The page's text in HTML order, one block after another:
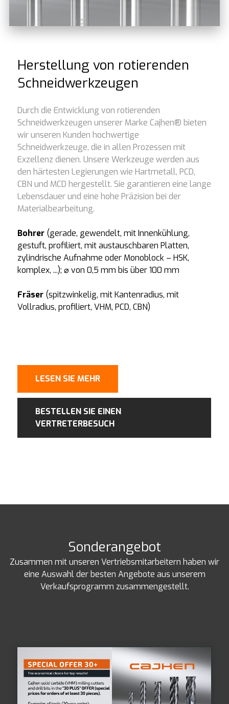
Herstellung von rotierenden
Schneidwerkzeugen
Durch die Entwicklung von rotierenden
Schneidwerkzeugen unserer Marke Cajhen® bieten
wir unseren Kunden hochwertige
Schneidwerkzeuge, die in allen Prozessen mit
Exzellenz dienen. Unsere Werkzeuge werden aus
den härtesten Legierungen wie Hartmetall, PCD,
CBN und MCD hergestellt. Sie garantieren eine lange
Lebensdauer und eine hohe Präzision bei der
Materialbearbeitung.
Bohrer (gerade, gewendelt, mit Innenkühlung,
gestuft, profiliert, mit austauschbaren Platten,
zylindrische Aufnahme oder Monoblock – HSK,
komplex, ...); ⌀ von 0,5 mm bis über 100 mm
Fräser (spitzwinkelig, mit Kantenradius, mit
Vollradius, profiliert, VHM, PCD, CBN)
LESEN SIE MEHR
BESTELLEN SIE EINEN
VERTRETERBESUCH
Sonderangebot
Zusammen mit unseren Vertriebsmitarbeitern haben wir
eine Auswahl der besten Angebote aus unserem
Verkaufsprogramm zusammengestellt.